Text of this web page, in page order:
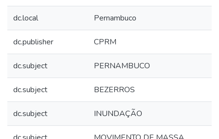
dc.local Pernambuco
dc.publisher CPRM
dc.subject PERNAMBUCO
dc.subject BEZERROS
dc.subject INUNDAÇÃO